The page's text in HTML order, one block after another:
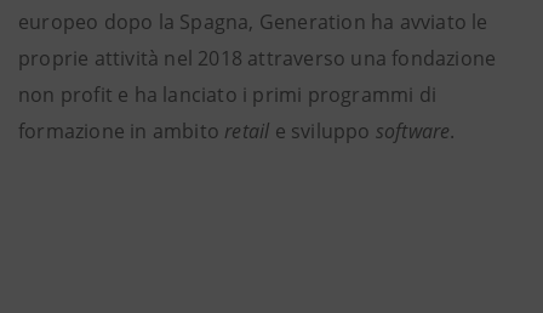
europeo dopo la Spagna, Generation ha avviato le
proprie attività nel 2018 attraverso una fondazione
non profit e ha lanciato i primi programmi di
formazione in ambito retail e sviluppo software.